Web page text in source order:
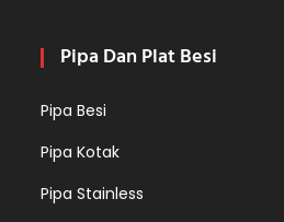
Pipa Dan Plat Besi
Pipa Besi
Pipa Kotak
Pipa Stainless